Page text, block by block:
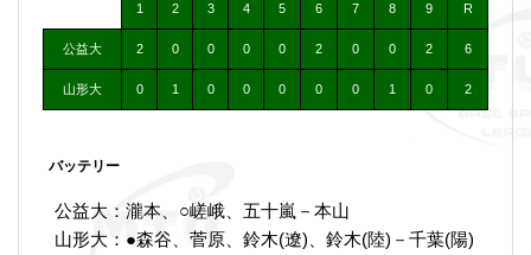
1 2 3 4 5 6 7 8 9 R
公益大 2 0 0 0 0 2 0 0 2 6
山形大 0 1 0 0 0 0 0 1 0 2
バッテリー
公益大：瀧本、○嵯峨、五十嵐－本山
山形大：●森谷、菅原、鈴木(遼)、鈴木(陸)－千葉(陽)